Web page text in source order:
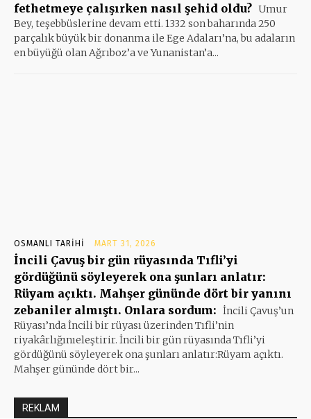
fethetmeye çalışırken nasıl şehid oldu? Umur
Bey, teşebbüslerine devam etti. 1332 son baharında 250
parçalık büyük bir donanma ile Ege Adaları’na, bu adaların
en büyüğü olan Ağrıboz’a ve Yunanistan’a...
OSMANLI TARIHI MART 31, 2026
İncili Çavuş bir gün rüyasında Tıfli’yi
gördüğünü söyleyerek ona şunları anlatır:
Rüyam açıktı. Mahşer gününde dört bir yanını
zebaniler almıştı. Onlara sordum: İncili Çavuş’un
Rüyası’nda İncili bir rüyası üzerinden Tıfli’nin
riyakârlığınıeleştirir. İncili bir gün rüyasında Tıfli’yi
gördüğünü söyleyerek ona şunları anlatır:Rüyam açıktı.
Mahşer gününde dört bir...
REKLAM